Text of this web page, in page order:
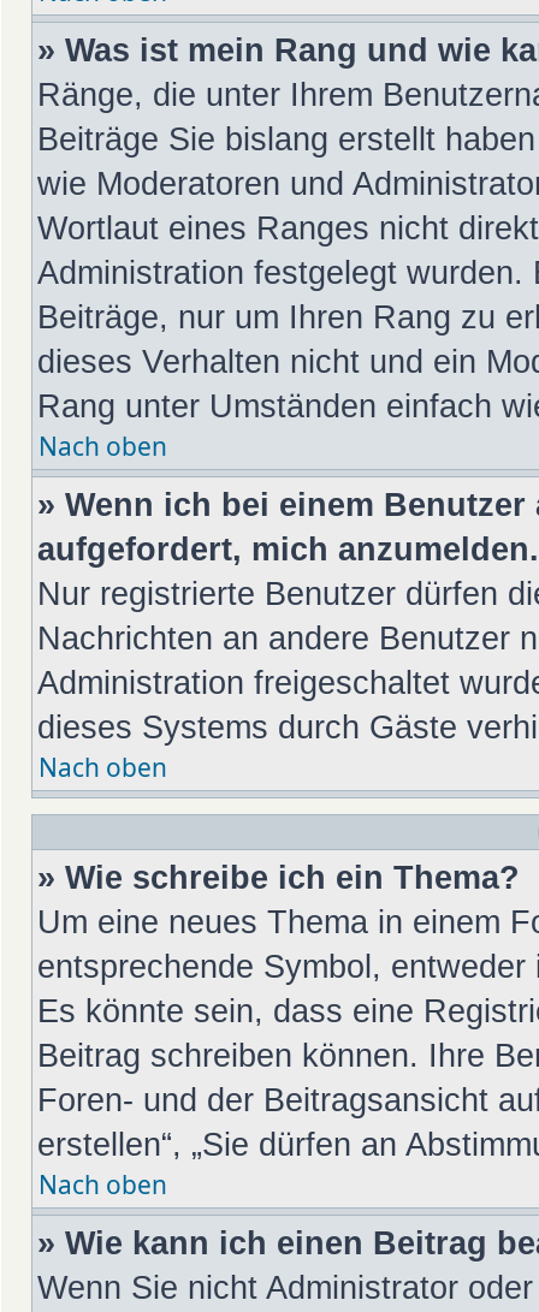
» Was ist mein Rang und wie
Ränge, die unter Ihrem
Beiträge Sie bislang erstellt
wie Moderatoren und
Wortlaut eines Ranges nicht
Administration festgelegt
Beiträge, nur um Ihren Rang zu
dieses Verhalten nicht und ein
Rang unter Umständen einfach
Nach oben
» Wenn ich bei einem
aufgefordert, mich anzumelden.
Nur registrierte Benutzer dürfen
Nachrichten an andere Benutzer
Administration freigeschaltet
dieses Systems durch Gäste
Nach oben
» Wie schreibe ich ein Thema?
Um eine neues Thema in einem
entsprechende Symbol,
Es könnte sein, dass eine
Beitrag schreiben können. Ihre
Foren- und der Beitragsansicht
erstellen“, „Sie dürfen an
Nach oben
» Wie kann ich einen Beitrag
Wenn Sie nicht Administrator